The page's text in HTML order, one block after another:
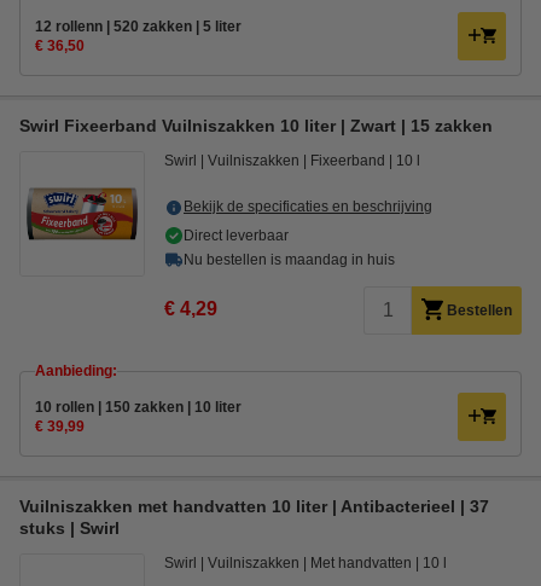
12 rollenn | 520 zakken | 5 liter
€ 36,50
Swirl Fixeerband Vuilniszakken 10 liter | Zwart | 15 zakken
Swirl Vuilniszakken Fixeerband 10 l
Bekijk de specificaties en beschrijving
Direct leverbaar
Nu bestellen is maandag in huis
€ 4,29 Bestellen
Aanbieding:
10 rollen | 150 zakken | 10 liter
€ 39,99
Vuilniszakken met handvatten 10 liter | Antibacterieel | 37
stuks | Swirl
Swirl Vuilniszakken Met handvatten 10 l